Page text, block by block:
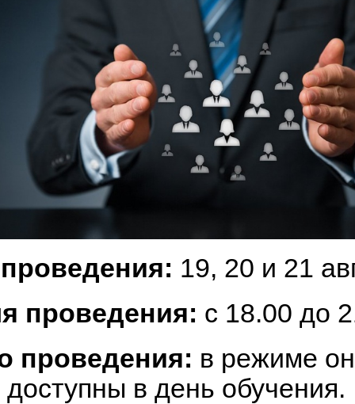
19, 20 и 21
проведения: с 18.00 до
проведения: в режиме
доступны в день обучения.